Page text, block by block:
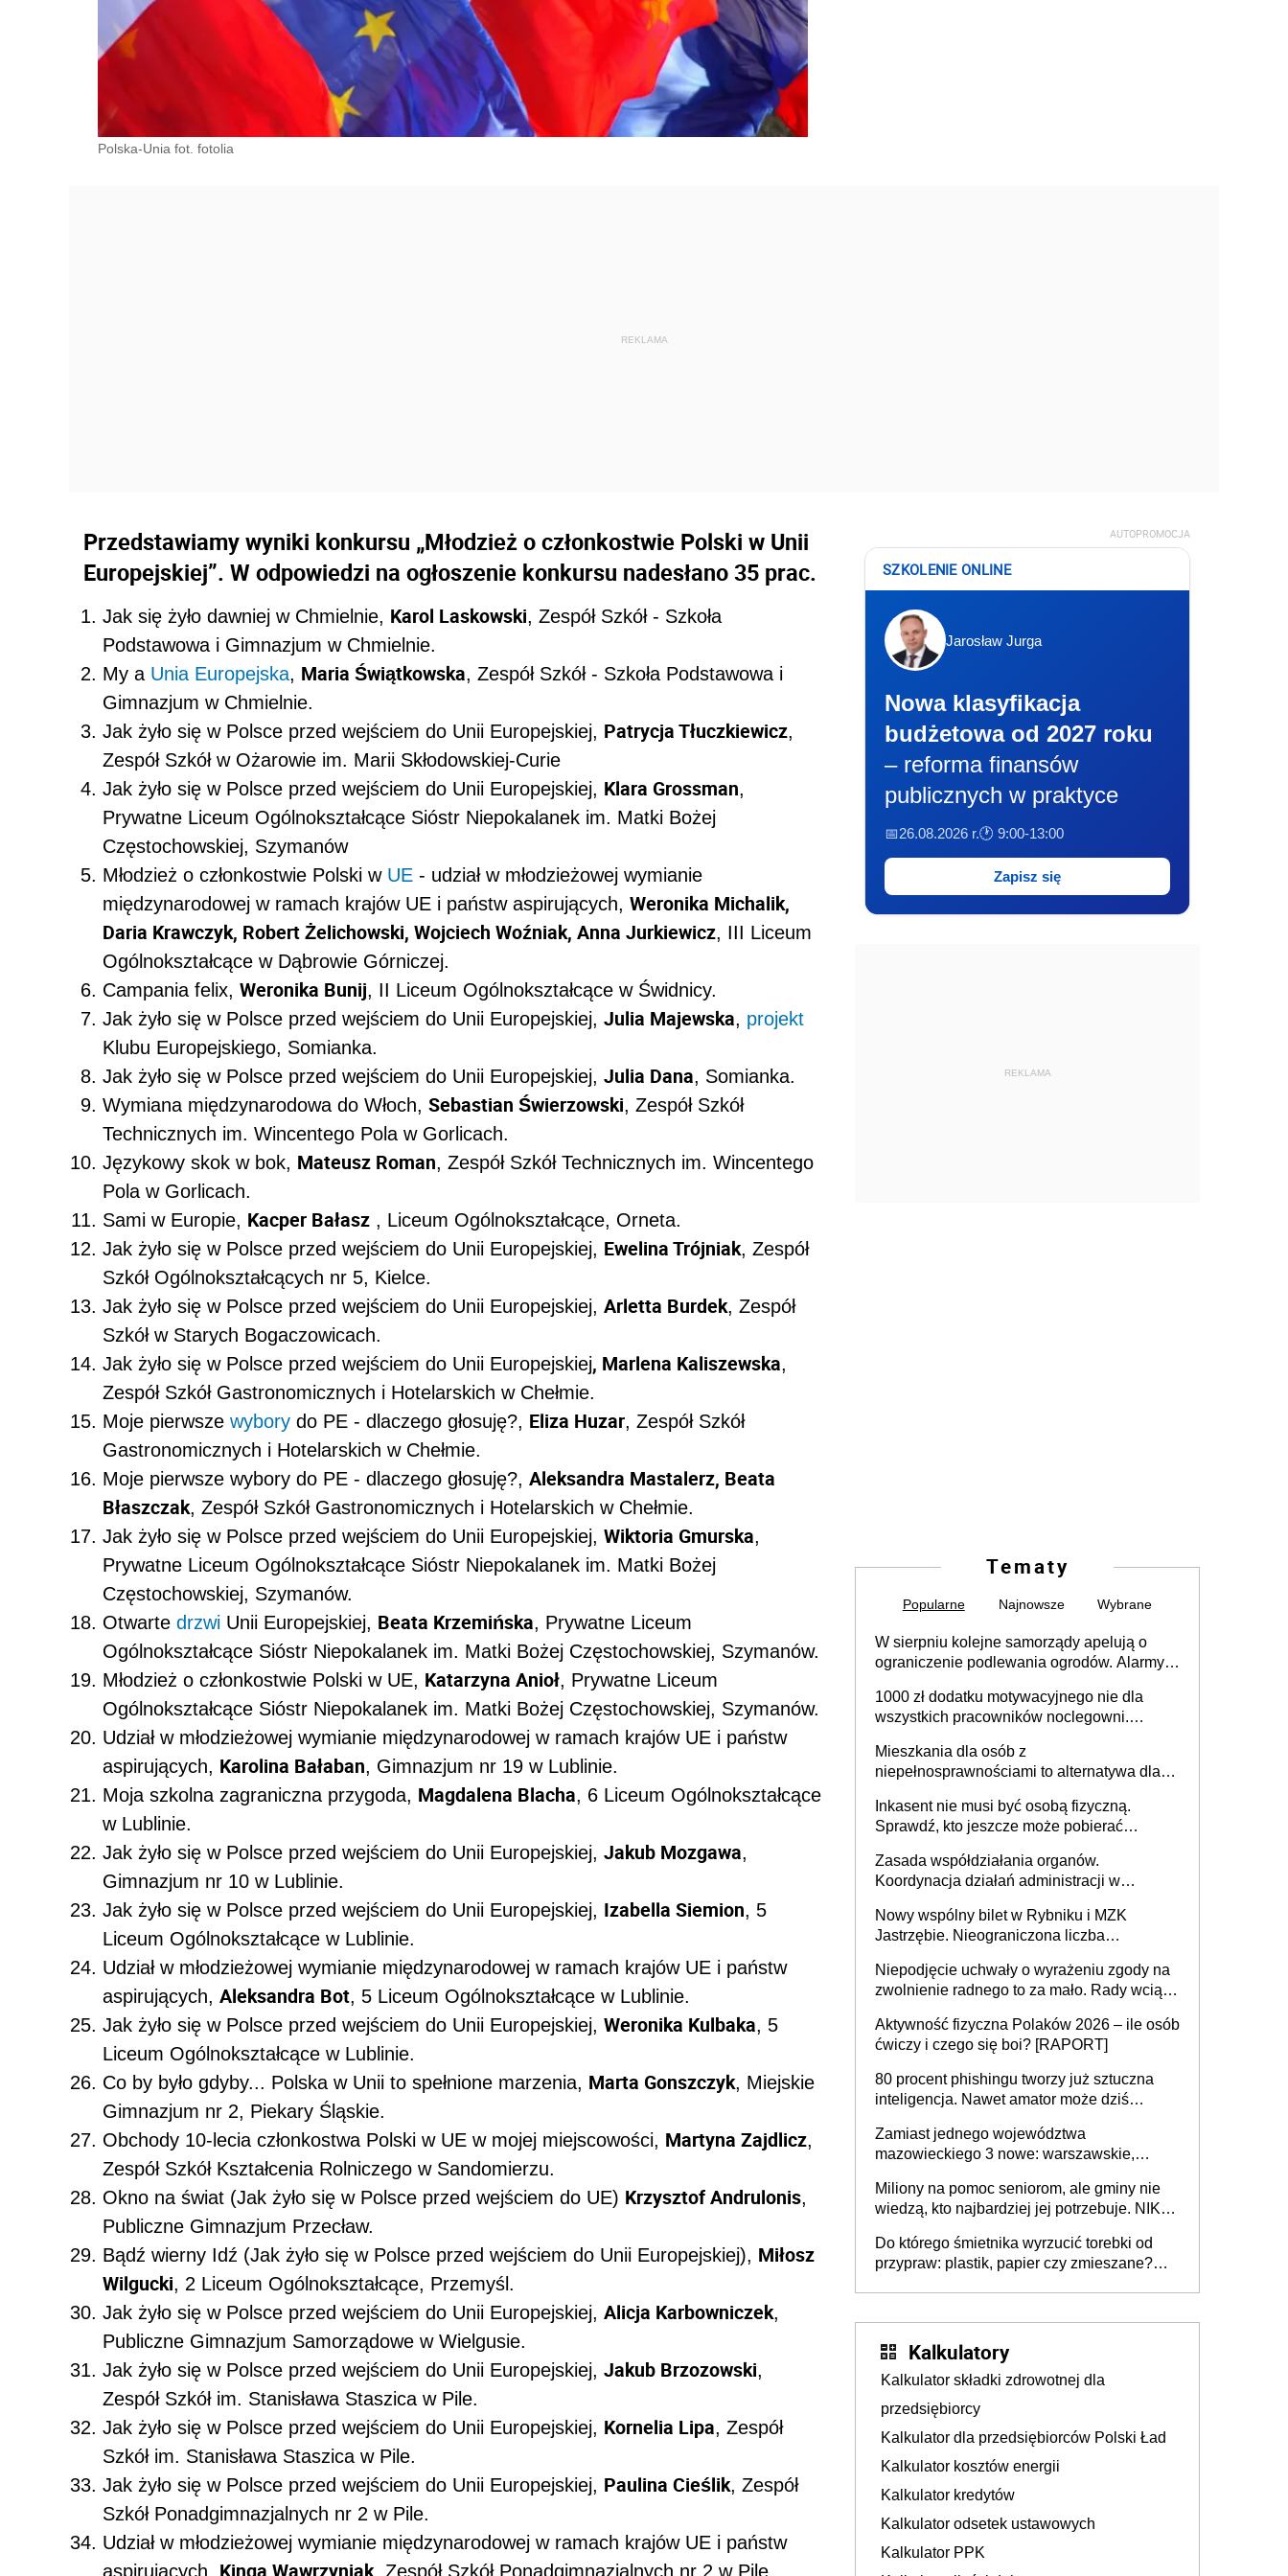
Polska-Unia fot. fotolia
Przedstawiamy wyniki konkursu „Młodzież o członkostwie Polski w Unii
Europejskiej”. W odpowiedzi na ogłoszenie konkursu nadesłano 35 prac.
Jak się żyło dawniej w Chmielnie, Karol Laskowski, Zespół Szkół - Szkoła
Podstawowa i Gimnazjum w Chmielnie.
My a Unia Europejska, Maria Świątkowska, Zespół Szkół - Szkoła Podstawowa i
Gimnazjum w Chmielnie.
Jak żyło się w Polsce przed wejściem do Unii Europejskiej, Patrycja Tłuczkiewicz,
Zespół Szkół w Ożarowie im. Marii Skłodowskiej-Curie
Jak żyło się w Polsce przed wejściem do Unii Europejskiej, Klara Grossman,
Prywatne Liceum Ogólnokształcące Sióstr Niepokalanek im. Matki Bożej
Częstochowskiej, Szymanów
Młodzież o członkostwie Polski w UE - udział w młodzieżowej wymianie
międzynarodowej w ramach krajów UE i państw aspirujących, Weronika Michalik,
Daria Krawczyk, Robert Żelichowski, Wojciech Woźniak, Anna Jurkiewicz, III Liceum
Ogólnokształcące w Dąbrowie Górniczej.
Campania felix, Weronika Bunij, II Liceum Ogólnokształcące w Świdnicy.
Jak żyło się w Polsce przed wejściem do Unii Europejskiej, Julia Majewska, projekt
Klubu Europejskiego, Somianka.
Jak żyło się w Polsce przed wejściem do Unii Europejskiej, Julia Dana, Somianka.
Wymiana międzynarodowa do Włoch, Sebastian Świerzowski, Zespół Szkół
Technicznych im. Wincentego Pola w Gorlicach.
Językowy skok w bok, Mateusz Roman, Zespół Szkół Technicznych im. Wincentego
Pola w Gorlicach.
Sami w Europie, Kacper Bałasz , Liceum Ogólnokształcące, Orneta.
Jak żyło się w Polsce przed wejściem do Unii Europejskiej, Ewelina Trójniak, Zespół
Szkół Ogólnokształcących nr 5, Kielce.
Jak żyło się w Polsce przed wejściem do Unii Europejskiej, Arletta Burdek, Zespół
Szkół w Starych Bogaczowicach.
Jak żyło się w Polsce przed wejściem do Unii Europejskiej, Marlena Kaliszewska,
Zespół Szkół Gastronomicznych i Hotelarskich w Chełmie.
Moje pierwsze wybory do PE - dlaczego głosuję?, Eliza Huzar, Zespół Szkół
Gastronomicznych i Hotelarskich w Chełmie.
Moje pierwsze wybory do PE - dlaczego głosuję?, Aleksandra Mastalerz, Beata
Błaszczak, Zespół Szkół Gastronomicznych i Hotelarskich w Chełmie.
Jak żyło się w Polsce przed wejściem do Unii Europejskiej, Wiktoria Gmurska,
Prywatne Liceum Ogólnokształcące Sióstr Niepokalanek im. Matki Bożej
Częstochowskiej, Szymanów.
Otwarte drzwi Unii Europejskiej, Beata Krzemińska, Prywatne Liceum
Ogólnokształcące Sióstr Niepokalanek im. Matki Bożej Częstochowskiej, Szymanów.
Młodzież o członkostwie Polski w UE, Katarzyna Anioł, Prywatne Liceum
Ogólnokształcące Sióstr Niepokalanek im. Matki Bożej Częstochowskiej, Szymanów.
Udział w młodzieżowej wymianie międzynarodowej w ramach krajów UE i państw
aspirujących, Karolina Bałaban, Gimnazjum nr 19 w Lublinie.
Moja szkolna zagraniczna przygoda, Magdalena Blacha, 6 Liceum Ogólnokształcące
w Lublinie.
Jak żyło się w Polsce przed wejściem do Unii Europejskiej, Jakub Mozgawa,
Gimnazjum nr 10 w Lublinie.
Jak żyło się w Polsce przed wejściem do Unii Europejskiej, Izabella Siemion, 5
Liceum Ogólnokształcące w Lublinie.
Udział w młodzieżowej wymianie międzynarodowej w ramach krajów UE i państw
aspirujących, Aleksandra Bot, 5 Liceum Ogólnokształcące w Lublinie.
Jak żyło się w Polsce przed wejściem do Unii Europejskiej, Weronika Kulbaka, 5
Liceum Ogólnokształcące w Lublinie.
Co by było gdyby... Polska w Unii to spełnione marzenia, Marta Gonszczyk, Miejskie
Gimnazjum nr 2, Piekary Śląskie.
Obchody 10-lecia członkostwa Polski w UE w mojej miejscowości, Martyna Zajdlicz,
Zespół Szkół Kształcenia Rolniczego w Sandomierzu.
Okno na świat (Jak żyło się w Polsce przed wejściem do UE) Krzysztof Andrulonis,
Publiczne Gimnazjum Przecław.
Bądź wierny Idź (Jak żyło się w Polsce przed wejściem do Unii Europejskiej), Miłosz
Wilgucki, 2 Liceum Ogólnokształcące, Przemyśl.
Jak żyło się w Polsce przed wejściem do Unii Europejskiej, Alicja Karbowniczek,
Publiczne Gimnazjum Samorządowe w Wielgusie.
Jak żyło się w Polsce przed wejściem do Unii Europejskiej, Jakub Brzozowski,
Zespół Szkół im. Stanisława Staszica w Pile.
Jak żyło się w Polsce przed wejściem do Unii Europejskiej, Kornelia Lipa, Zespół
Szkół im. Stanisława Staszica w Pile.
Jak żyło się w Polsce przed wejściem do Unii Europejskiej, Paulina Cieślik, Zespół
Szkół Ponadgimnazjalnych nr 2 w Pile.
Udział w młodzieżowej wymianie międzynarodowej w ramach krajów UE i państw
aspirujących,
, Zespół Szkół Ponadgimnazjalnych nr 2 w Pile.
AUTOPROMOCJA
SZKOLENIE ONLINE
Jarosław Jurga
Nowa klasyfikacja
budżetowa od 2027 roku
– reforma finansów
publicznych w praktyce
📅26.08.2026 r.🕐 9:00-13:00
Zapisz się
REKLAMA
Tematy
Popularne Najnowsze Wybrane
W sierpniu kolejne samorządy apelują o
ograniczenie podlewania ogrodów. Alarmy w
może objąć cały kraj
1000 zł dodatku motywacyjnego nie dla
wszystkich pracowników noclegowni.
Mieszkania dla osób z
niepełnosprawnościami to alternatywa dla
samodzielnie lub z rodziną
Inkasent nie musi być osobą fizyczną.
Sprawdź, kto jeszcze może pobierać
Zasada współdziałania organów.
Koordynacja działań administracji w
Nowy wspólny bilet w Rybniku i MZK
Jastrzębie. Nieograniczona liczba
Niepodjęcie uchwały o wyrażeniu zgody na
zwolnienie radnego to za mało. Rady wciąż
rozstrzygać sprawy
Aktywność fizyczna Polaków 2026 – ile osób
ćwiczy i czego się boi? [RAPORT]
80 procent phishingu tworzy już sztuczna
inteligencja. Nawet amator może dziś
Zamiast jednego województwa
mazowieckiego 3 nowe: warszawskie,
Europie nie ma tak dużych jednostek
stołecznych
Miliony na pomoc seniorom, ale gminy nie
wiedzą, kto najbardziej jej potrzebuje. NIK
Do którego śmietnika wyrzucić torebki od
przypraw: plastik, papier czy zmieszane?
Kalkulatory
Kalkulator składki zdrowotnej dla
przedsiębiorcy
Kalkulator dla przedsiębiorców Polski Ład
Kalkulator kosztów energii
Kalkulator kredytów
Kalkulator odsetek ustawowych
Kalkulator PPK